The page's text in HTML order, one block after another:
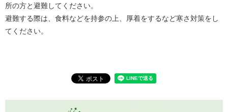
所の方と避難してください。
避難する際は、食料などを持参の上、厚着をするなど寒さ対策をし
てください。